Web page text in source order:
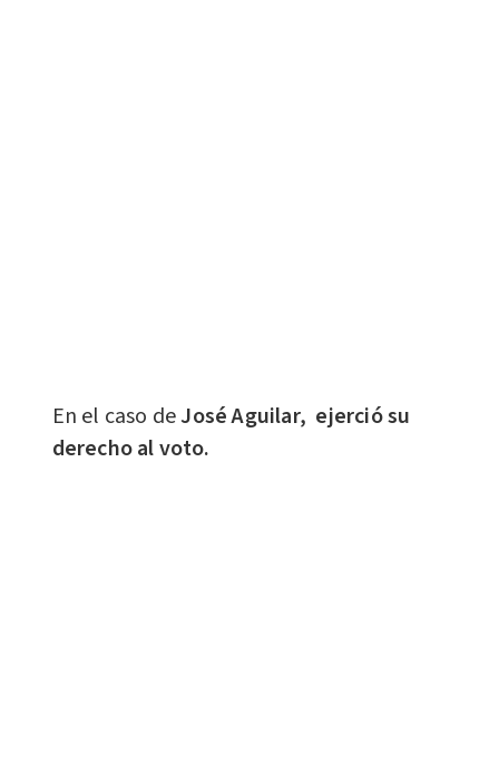
En el caso deJosé Aguilar, ejerció su
derecho al voto.